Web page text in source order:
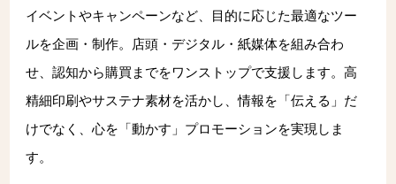
周年事業
美術散華
NARA GOODS
御朱印・御城印
会社概要
沿革
プライバシーポリシー
サイトマップ
お問い合わせ
イベントやキャンペーンなど、目的に応じた最適なツー
ルを企画・制作。店頭・デジタル・紙媒体を組み合わ
せ、認知から購買までをワンストップで支援します。高
精細印刷やサステナ素材を活かし、情報を「伝える」だ
けでなく、心を「動かす」プロモーションを実現しま
す。